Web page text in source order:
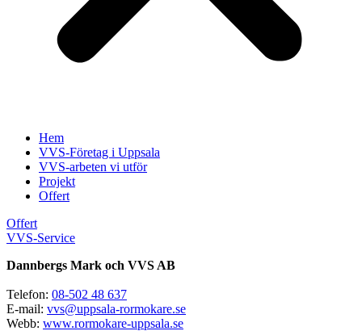
Hem
VVS-Företag i Uppsala
VVS-arbeten vi utför
Projekt
Offert
Offert
VVS-Service
Dannbergs Mark och VVS AB
Telefon: 08-502 48 637
E-mail: vvs@uppsala-rormokare.se
Webb: www.rormokare-uppsala.se